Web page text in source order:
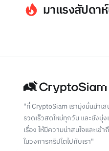
มาแรงสัปดา
"ที่ CryptoSiam เรามุ่งมั่นนำเ
รวดเร็วสดใหม่ทุกวัน และยังมุ่
เรื่อง ให้มีความน่าสนใจและเ
ในวงการคริปโตไปกับเรา"